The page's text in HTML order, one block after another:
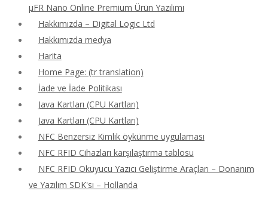
μFR Nano Online Premium Ürün Yazılımı
Hakkımızda – Digital Logic Ltd
Hakkımızda medya
Harita
Home Page: (tr translation)
İade ve İade Politikası
Java Kartları (CPU Kartları)
Java Kartları (CPU Kartları)
NFC Benzersiz Kimlik öykünme uygulaması
NFC RFID Cihazları karşılaştırma tablosu
NFC RFID Okuyucu Yazıcı Geliştirme Araçları – Donanım
ve Yazılım SDK'sı – Hollanda